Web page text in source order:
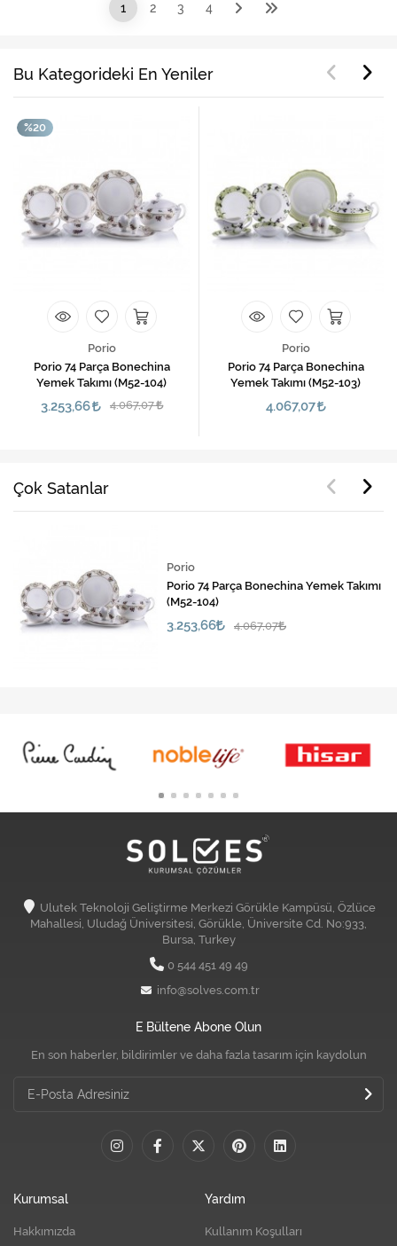
1 2 3 4
Bu Kategorideki En Yeniler
%20
Porio
Porio 74 Parça Bonechina
Yemek Takımı (M52-104)
3.253,66 4.067,07
Porio
Porio 74 Parça Bonechina
Yemek Takımı (M52-103)
4.067,07
Çok Satanlar
Porio
Porio 74 Parça Bonechina Yemek Takımı
(M52-104)
3.253,66 4.067,07
Ulutek Teknoloji Geliştirme Merkezi Görükle Kampüsü, Özlüce
Mahallesi, Uludağ Üniversitesi, Görükle, Üniversite Cd. No:933,
Bursa, Turkey
0 544 451 49 49
info@solves.com.tr
E Bültene Abone Olun
En son haberler, bildirimler ve daha fazla tasarım için kaydolun
Kurumsal
Hakkımızda
Yardım
Kullanım Koşulları